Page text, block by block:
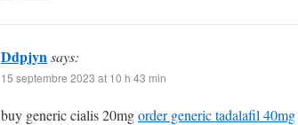
Ddpjynsays:
15 septembre 2023 at 10 h 43 min
buy generic cialis 20mgorder generic tadalafil 40mg